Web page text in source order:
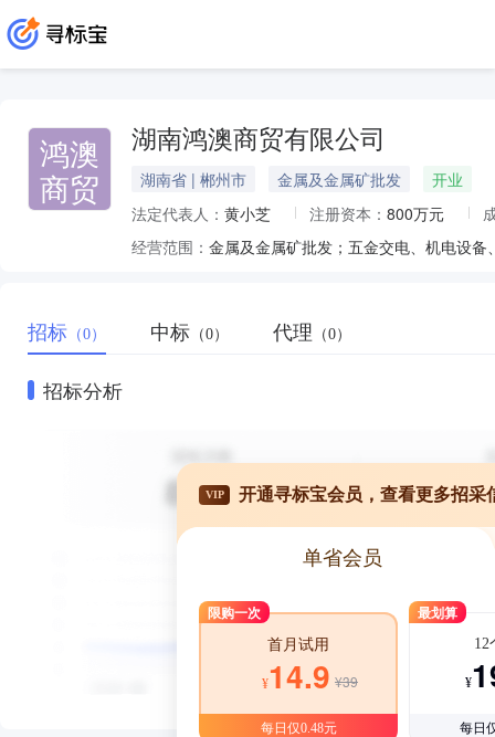
鸿澳
商贸
湖南鸿澳商贸有限公司
湖南省 | 郴州市 金属及金属矿批发
开业
法定代表人： 黄小芝 注册资本： 800万元
经营范围：
招标 （0） 中标 （0） 代理 （0）
招标分析
VIP 开通寻标宝会员，查看更多招采
单省会员
限购一次
首月试用
¥14.9 ¥39
每日仅0.48元
最划算
12
¥
每日